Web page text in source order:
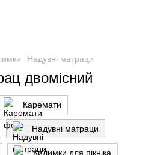
Надувні матраци
двомісний
Каремати
Надувні матраци
Килимки для пікніка